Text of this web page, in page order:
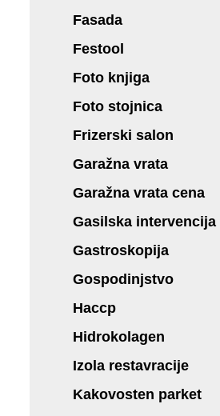
Fasada
Festool
Foto knjiga
Foto stojnica
Frizerski salon
Garažna vrata
Garažna vrata cena
Gasilska intervencija
Gastroskopija
Gospodinjstvo
Haccp
Hidrokolagen
Izola restavracije
Kakovosten parket